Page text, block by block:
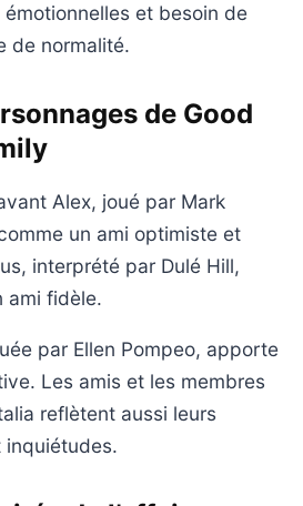
et besoin de
de normalité.
de Good
Alex, joué par Mark
un ami optimiste et
interprété par Dulé Hill,
ami fidèle.
par Ellen Pompeo, apporte
Les amis et les membres
reflètent aussi leurs